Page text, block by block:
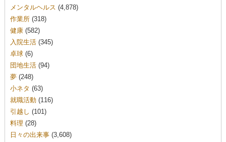
メンタルヘルス (4,878)
作業所(318)
健康(582)
入院生活(345)
卓球(6)
団地生活(94)
夢(248)
小ネタ (63)
就職活動(116)
引越し (101)
料理 (28)
日々の出来事(3,608)